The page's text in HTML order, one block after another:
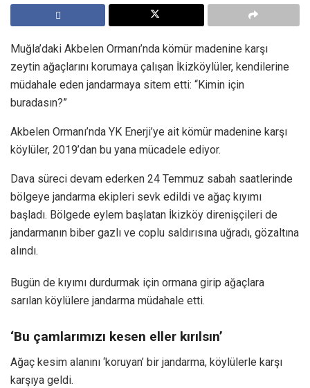
Muğla’daki Akbelen Ormanı’nda kömür madenine karşı
zeytin ağaçlarını korumaya çalışan İkizköylüler, kendilerine
müdahale eden jandarmaya sitem etti: “Kimin için
buradasın?”
Akbelen Ormanı’nda YK Enerji’ye ait kömür madenine karşı
köylüler, 2019’dan bu yana mücadele ediyor.
Dava süreci devam ederken 24 Temmuz sabah saatlerinde
bölgeye jandarma ekipleri sevk edildi ve ağaç kıyımı
başladı. Bölgede eylem başlatan İkizköy direnişçileri de
jandarmanın biber gazlı ve coplu saldırısına uğradı, gözaltına
alındı.
Bugün de kıyımı durdurmak için ormana girip ağaçlara
sarılan köylülere jandarma müdahale etti.
‘Bu çamlarımızı kesen eller kırılsın’
Ağaç kesim alanını ‘koruyan’ bir jandarma, köylülerle karşı
karşıya geldi.